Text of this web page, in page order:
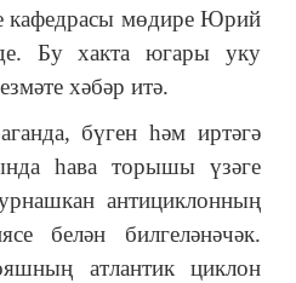
кафедрасы мөдире Юрий
Бу хакта югары уку
хәбәр итә.
бүген һәм иртәгә
һава торышы үзәге
антициклонның
белән билгеләнәчәк.
атлантик циклон